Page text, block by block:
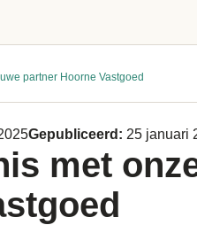
partner Hoorne Vastgoed
Gepubliceerd: 25 januari
met